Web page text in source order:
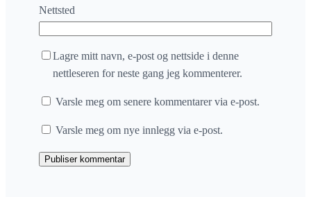
Nettsted
Lagre mitt navn, e-post og nettside i denne
nettleseren for neste gang jeg kommenterer.
Varsle meg om senere kommentarer via e-post.
Varsle meg om nye innlegg via e-post.